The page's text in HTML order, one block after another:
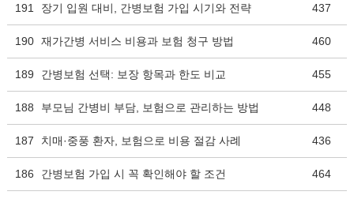
191 장기 입원 대비, 간병보험 가입 시기와 전략 437
190 재가간병 서비스 비용과 보험 청구 방법 460
189 간병보험 선택: 보장 항목과 한도 비교 455
188 부모님 간병비 부담, 보험으로 관리하는 방법 448
187 치매·중풍 환자, 보험으로 비용 절감 사례 436
186 간병보험 가입 시 꼭 확인해야 할 조건 464